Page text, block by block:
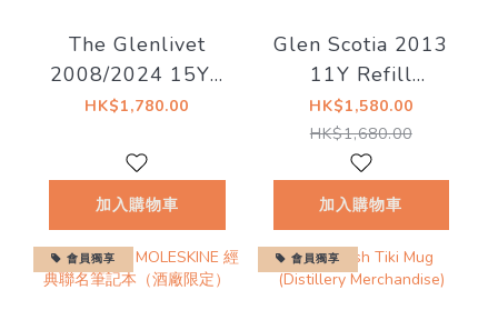
The Glenlivet
2008/2024 15YO
62.1% - The
Collection (200
Year Anniversary
Edition)
HK$1,780.00
加入購物車
Glen Scotia 2013
11Y Refill
Demerara Rum
Finish 20/329-15
57.0%
HK$1,580.00
HK$1,680.00
加入購物車
會員獨享 會員獨享